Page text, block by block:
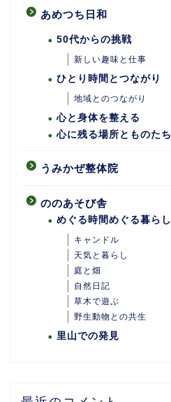
あめつち日和
50代からの挑戦
新しい趣味と仕事
ひとり時間とつながり
地域とのつながり
心と身体を整える
心に残る場所とものたち
うみかぜ整体院
ののあそび舎
めぐる時間めぐる暮らし
キャンドル
天気と暮らし
庭と畑
自然日記
草木で遊ぶ
野生動物との共生
里山での発見